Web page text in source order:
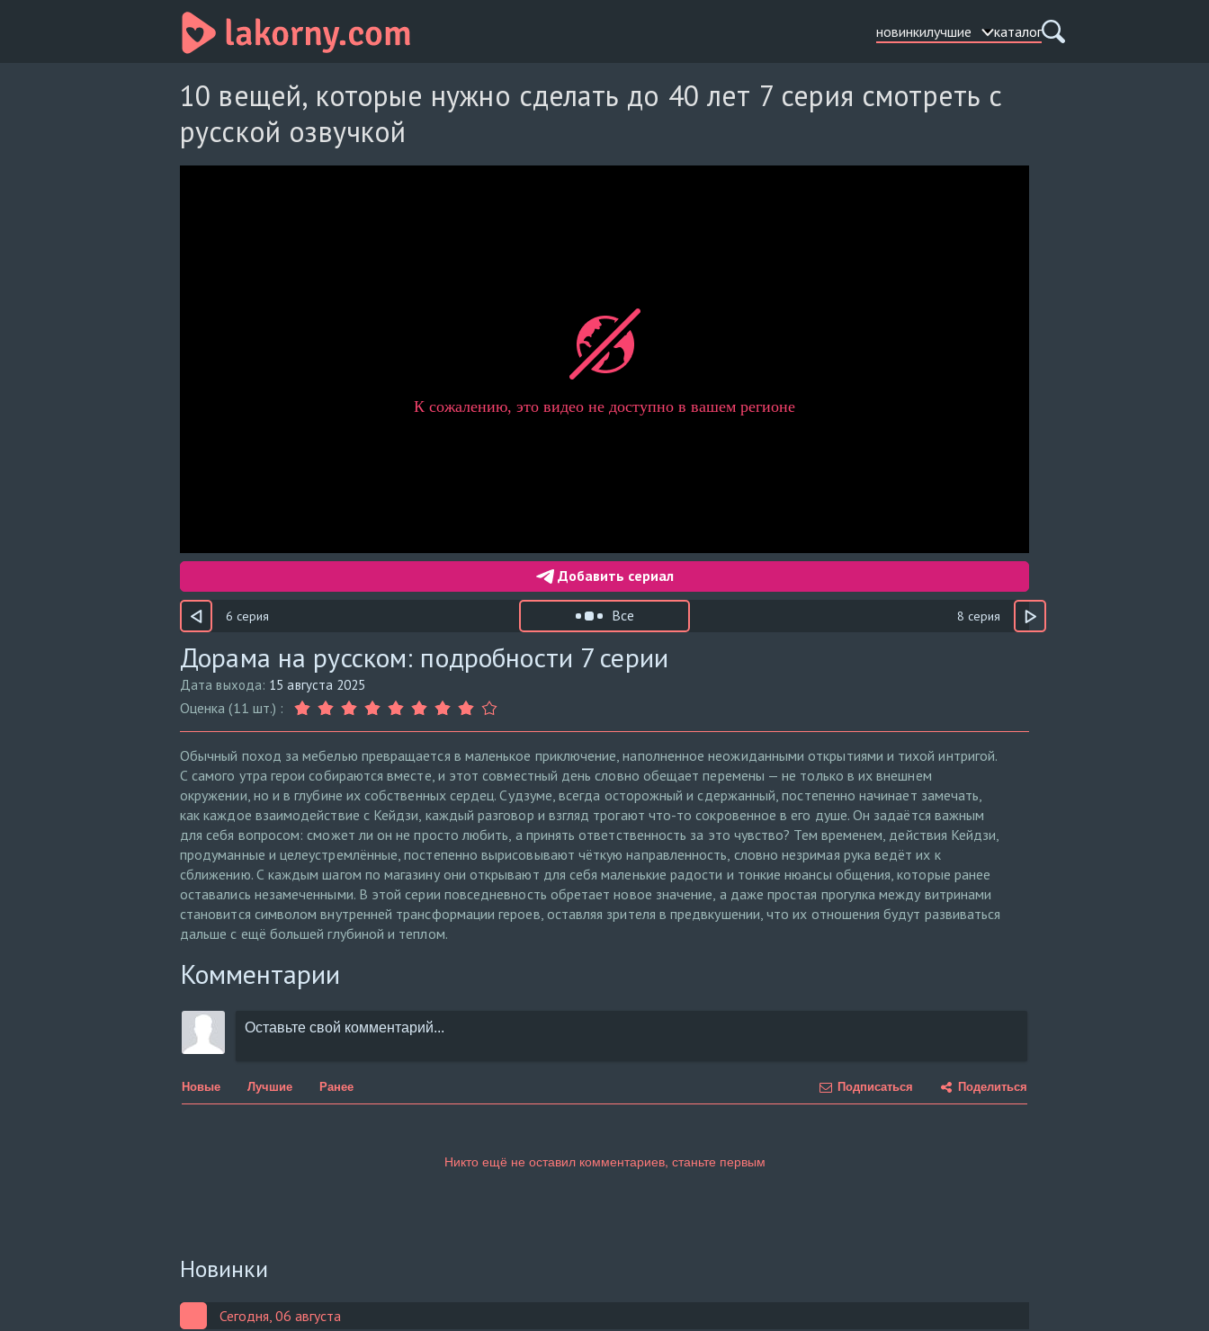
новинкилучшие каталог
10 вещей, которые нужно сделать до 40 лет 7 серия смотреть с
русской озвучкой
Добавить сериал
6 серия Все 8 серия
Дорама на русском: подробности 7 серии
Дата выхода: 15 августа 2025
Оценка (11 шт.) :
Обычный поход за мебелью превращается в маленькое приключение, наполненное неожиданными открытиями и тихой интригой.
С самого утра герои собираются вместе, и этот совместный день словно обещает перемены — не только в их внешнем
окружении, но и в глубине их собственных сердец. Судзуме, всегда осторожный и сдержанный, постепенно начинает замечать,
как каждое взаимодействие с Кейдзи, каждый разговор и взгляд трогают что-то сокровенное в его душе. Он задаётся важным
для себя вопросом: сможет ли он не просто любить, а принять ответственность за это чувство? Тем временем, действия Кейдзи,
продуманные и целеустремлённые, постепенно вырисовывают чёткую направленность, словно незримая рука ведёт их к
сближению. С каждым шагом по магазину они открывают для себя маленькие радости и тонкие нюансы общения, которые ранее
оставались незамеченными. В этой серии повседневность обретает новое значение, а даже простая прогулка между витринами
становится символом внутренней трансформации героев, оставляя зрителя в предвкушении, что их отношения будут развиваться
дальше с ещё большей глубиной и теплом.
Комментарии
Новые Лучшие Ранее Подписаться Поделиться
Новинки
Сегодня, 06 августа